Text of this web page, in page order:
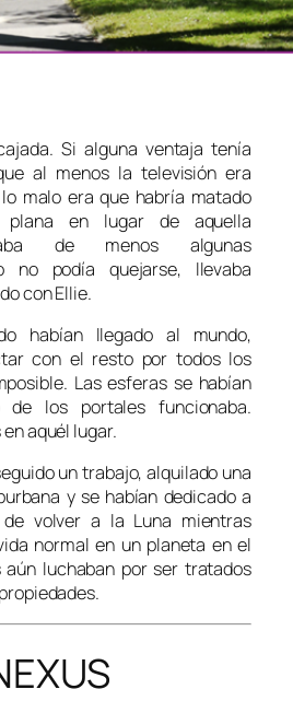
Si alguna ventaja tenía
al menos la televisión era
malo era que habría matado
en lugar de aquella
de menos algunas
no podía quejarse, llevaba
con Ellie.
habían llegado al mundo,
con el resto por todos los
Las esferas se habían
de los portales funcionaba.
aquél lugar.
un trabajo, alquilado una
y se habían dedicado a
volver a la Luna mientras
normal en un planeta en el
luchaban por ser tratados